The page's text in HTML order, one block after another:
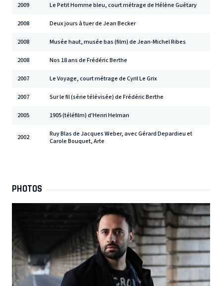
2009 Le Petit Homme bleu, court métrage de Hélène Guétary
2008 Deux jours à tuer de Jean Becker
2008 Musée haut, musée bas (film) de Jean-Michel Ribes
2008 Nos 18 ans de Frédéric Berthe
2007 Le Voyage, court métrage de Cyril Le Grix
2007 Sur le fil (série télévisée) de Frédéric Berthe
2005 1905 (téléfilm) d'Henri Helman
2002
Ruy Blas de Jacques Weber, avec Gérard Depardieu et
Carole Bouquet, Arte
PHOTOS